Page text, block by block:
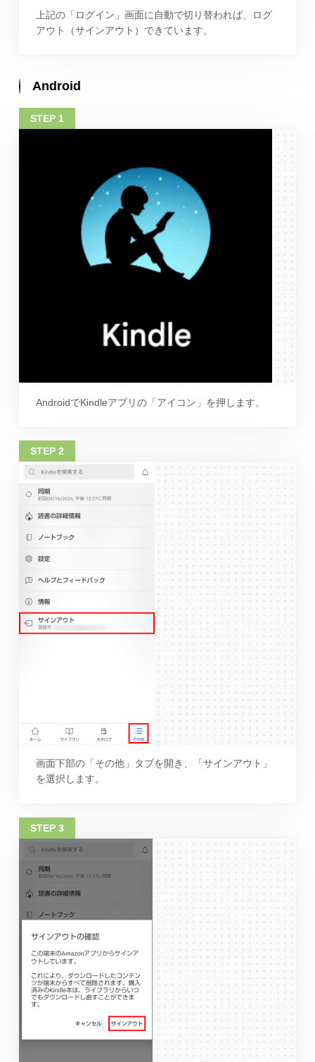
上記の「ログイン」画面に自動で切り替われば、ログ
アウト（サインアウト）できています。
Android
AndroidでKindleアプリの「アイコン」を押します。
画面下部の「その他」タブを開き、「サインアウト」
を選択します。